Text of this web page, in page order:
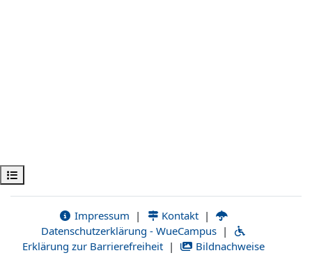
Kursindex öffnen
Impressum | Kontakt |
Datenschutzerklärung - WueCampus |
Erklärung zur Barrierefreiheit | Bildnachweise